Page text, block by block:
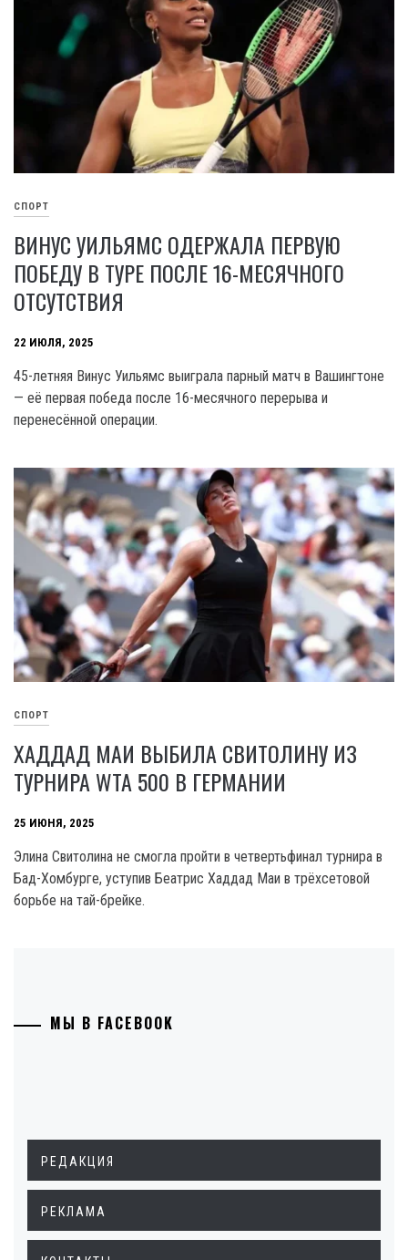
СПОРТ
ВИНУС УИЛЬЯМС ОДЕРЖАЛА ПЕРВУЮ
ПОБЕДУ В ТУРЕ ПОСЛЕ 16-МЕСЯЧНОГО
ОТСУТСТВИЯ
22 ИЮЛЯ, 2025
45-летняя Винус Уильямс выиграла парный матч в Вашингтоне
— её первая победа после 16-месячного перерыва и
перенесённой операции.
СПОРТ
ХАДДАД МАИ ВЫБИЛА СВИТОЛИНУ ИЗ
ТУРНИРА WTA 500 В ГЕРМАНИИ
25 ИЮНЯ, 2025
Элина Свитолина не смогла пройти в четвертьфинал турнира в
Бад-Хомбурге, уступив Беатрис Хаддад Маи в трёхсетовой
борьбе на тай-брейке.
МЫ В FACEBOOK
РЕДАКЦИЯ
РЕКЛАМА